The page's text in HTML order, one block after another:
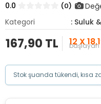
0.0
(0)
Kategori
: Suluk
167,90 TL 12 X
başlayan
Stok şuanda tükendi, kısa